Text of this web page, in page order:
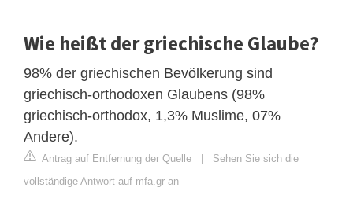
Wie heißt der griechische Glaube?
98% der griechischen Bevölkerung sind
griechisch-orthodoxen Glaubens (98%
griechisch-orthodox, 1,3% Muslime, 07%
Andere).
Antrag auf Entfernung der Quelle | Sehen Sie sich die
vollständige Antwort auf mfa.gr an